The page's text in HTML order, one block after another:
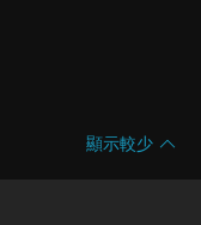
顯示較少